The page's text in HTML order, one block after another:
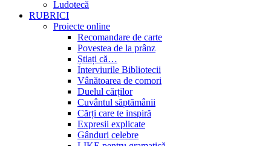
Ludotecă
RUBRICI
Proiecte online
Recomandare de carte
Povestea de la prânz
Știați că…
Interviurile Bibliotecii
Vânătoarea de comori
Duelul cărților
Cuvântul săptămânii
Cărți care te inspiră
Expresii explicate
Gânduri celebre